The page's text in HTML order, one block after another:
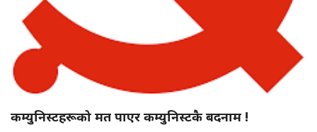
कम्युनिस्टहरूको मत पाएर कम्युनिस्टकै बदनाम !